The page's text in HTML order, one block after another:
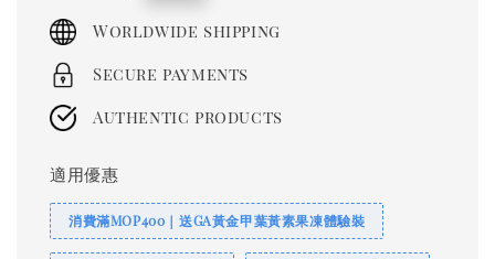
price
Worldwide shipping
Secure payments
Authentic products
適用優惠
消費滿MOP400｜送GA黃金甲葉黃素果凍體驗裝